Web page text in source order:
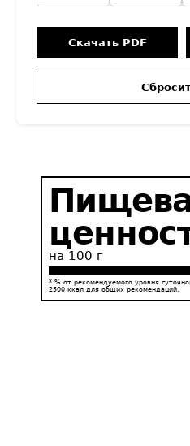
Скачать PDF
на 100 г
* % от рекомендуемого уровня
2500 ккал для общих рекомендаций.